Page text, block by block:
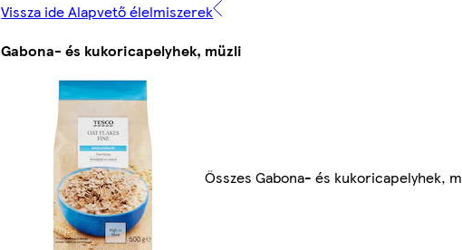
Vissza ide Alapvető élelmiszerek
Gabona- és kukoricapelyhek, müzli
Összes Gabona- és kukoricapelyhek,